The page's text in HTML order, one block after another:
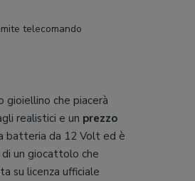
telecomando
gioiellino che piacerà
realistici e un prezzo
batteria da 12 Volt ed è
un giocattolo che
su licenza ufficiale